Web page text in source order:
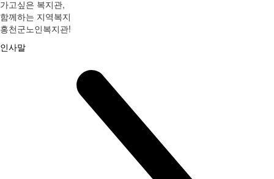
가고싶은 복지관,
함께하는 지역복지
홍천군노인복지관!
인사말